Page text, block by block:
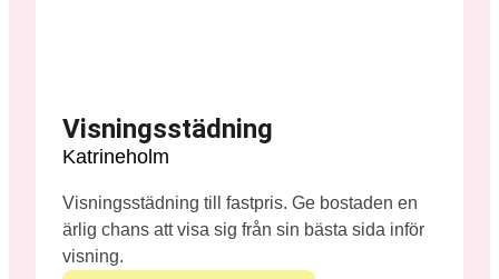
Visningsstädning
Katrineholm
Visningsstädning till fastpris. Ge bostaden en
ärlig chans att visa sig från sin bästa sida inför
visning.